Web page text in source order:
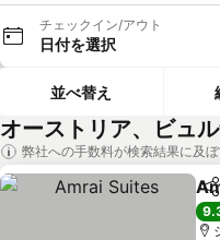
チェックイン/アウト
日付を選択
並べ替え
オーストリア、ビュ
弊社への手数料が検索結果に及
シ